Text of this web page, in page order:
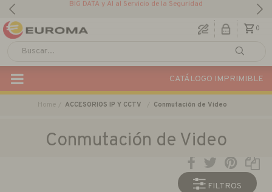
BIG DATA y AI al Servicio de la Seguridad
0
CATÁLOGO IMPRIMIBLE
Home ACCESORIOS IP Y CCTV Conmutación de Video
Conmutación de Video
FILTROS